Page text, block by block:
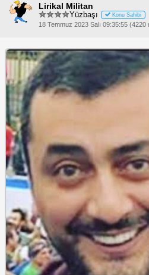
Lirikal Militan
Yüzbaşı Konu Sahibi
18 Temmuz 2023 Salı 09:35:55 (4220